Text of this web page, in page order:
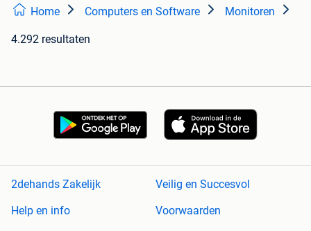
Home Computers en Software Monitoren
4.292 resultaten
2dehands Zakelijk
Veilig en Succesvol
Help en info
Voorwaarden